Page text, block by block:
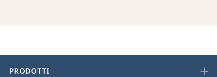
PRODOTTI